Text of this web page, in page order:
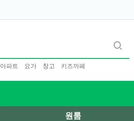
아파트 요가 창고 키즈까페
원룸